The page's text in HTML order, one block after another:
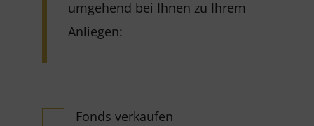
umgehend bei Ihnen zu Ihrem
Anliegen:
Fonds verkaufen